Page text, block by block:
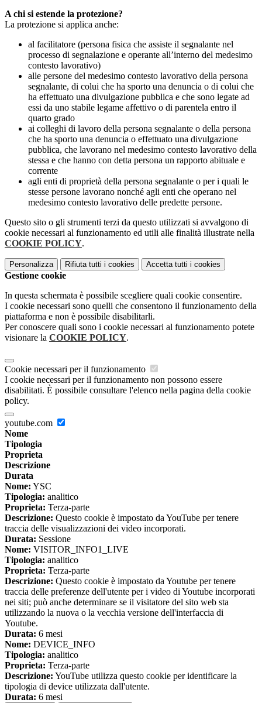
A chi si estende la protezione?
La protezione si applica anche:
al facilitatore (persona fisica che assiste il segnalante nel
processo di segnalazione e operante all’interno del medesimo
contesto lavorativo)
alle persone del medesimo contesto lavorativo della persona
segnalante, di colui che ha sporto una denuncia o di colui che
ha effettuato una divulgazione pubblica e che sono legate ad
essi da uno stabile legame affettivo o di parentela entro il
quarto grado
ai colleghi di lavoro della persona segnalante o della persona
che ha sporto una denuncia o effettuato una divulgazione
pubblica, che lavorano nel medesimo contesto lavorativo della
stessa e che hanno con detta persona un rapporto abituale e
corrente
agli enti di proprietà della persona segnalante o per i quali le
stesse persone lavorano nonché agli enti che operano nel
medesimo contesto lavorativo delle predette persone.
Questo sito o gli strumenti terzi da questo utilizzati si avvalgono di
cookie necessari al funzionamento ed utili alle finalità illustrate nella
COOKIE POLICY.
Personalizza Rifiuta tutti i cookies Accetta tutti i cookies
Gestione cookie
In questa schermata è possibile scegliere quali cookie consentire.
I cookie necessari sono quelli che consentono il funzionamento della
piattaforma e non è possibile disabilitarli.
Per conoscere quali sono i cookie necessari al funzionamento potete
visionare la COOKIE POLICY.
Cookie necessari per il funzionamento
I cookie necessari per il funzionamento non possono essere
disabilitati. È possibile consultare l'elenco nella pagina della cookie
policy.
youtube.com
Nome
Tipologia
Proprieta
Descrizione
Durata
Nome: YSC
Tipologia: analitico
Proprieta: Terza-parte
Descrizione: Questo cookie è impostato da YouTube per tenere
traccia delle visualizzazioni dei video incorporati.
Durata: Sessione
Nome: VISITOR_INFO1_LIVE
Tipologia: analitico
Proprieta: Terza-parte
Descrizione: Questo cookie è impostato da Youtube per tenere
traccia delle preferenze dell'utente per i video di Youtube incorporati
nei siti; può anche determinare se il visitatore del sito web sta
utilizzando la nuova o la vecchia versione dell'interfaccia di
Youtube.
Durata: 6 mesi
Nome: DEVICE_INFO
Tipologia: analitico
Proprieta: Terza-parte
Descrizione: YouTube utilizza questo cookie per identificare la
tipologia di device utilizzata dall'utente.
Durata: 6 mesi